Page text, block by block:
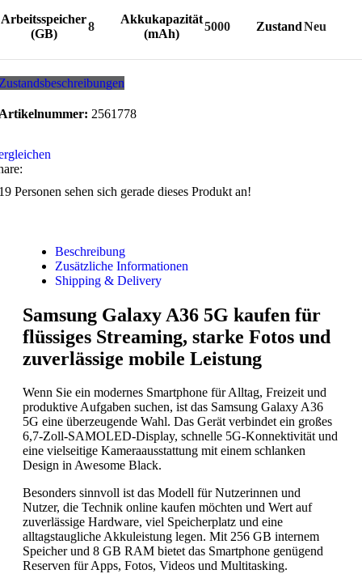
Arbeitsspeicher
(GB)
8
Akkukapazität
(mAh)
5000 ZustandNeu
2561778
Personen sehen sich gerade dieses Produkt an!
Beschreibung
Zusätzliche Informationen
Shipping & Delivery
Samsung Galaxy A36 5G kaufen für
flüssiges Streaming, starke Fotos und
zuverlässige mobile Leistung
Wenn Sie ein modernes Smartphone für Alltag, Freizeit und
produktive Aufgaben suchen, ist das Samsung Galaxy A36
5G eine überzeugende Wahl. Das Gerät verbindet ein großes
6,7-Zoll-SAMOLED-Display, schnelle 5G-Konnektivität und
eine vielseitige Kameraausstattung mit einem schlanken
Design in Awesome Black.
Besonders sinnvoll ist das Modell für Nutzerinnen und
Nutzer, die Technik online kaufen möchten und Wert auf
zuverlässige Hardware, viel Speicherplatz und eine
alltagstaugliche Akkuleistung legen. Mit 256 GB internem
Speicher und 8 GB RAM bietet das Smartphone genügend
Reserven für Apps, Fotos, Videos und Multitasking.